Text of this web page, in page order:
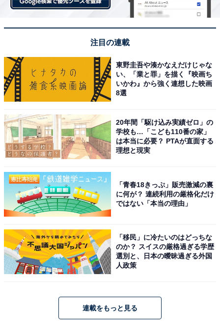
注目の連載
東野圭吾や湊かなえだけじゃな
い、「業と罪」を描く『映画ち
いかわ』から強く連想した映画
8選
20年間「駆け込み実績ゼロ」の
学校も…「こども110番の家」
は本当に必要？ PTAが直面する
理想と現実
「青春18きっぷ」販売激減の裏
に何が？ 連続利用の厳格化だけ
ではない「本当の理由」
「移民」に冷たいのはどっちな
のか？ スイスの厳格過ぎる学歴
選別と、日本の曖昧過ぎる外国
人政策
連載をもっと見る